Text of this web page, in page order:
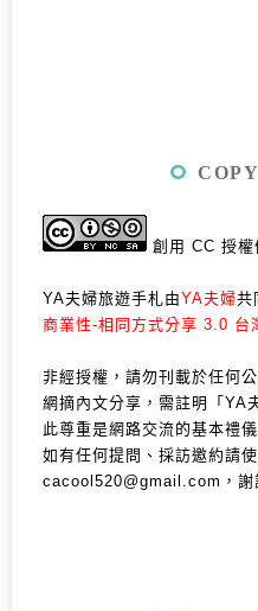
創用 CC 授權
YA夫婦旅遊手札由YA夫婦共
商業性-相同方式分享 3.0 台
非經授權，請勿刊載於任何
網摘內文分享，需註明「YA
此尊重是網路交流的基本禮
如有任何提問、採訪邀約請
cacool520@gmail.com，謝